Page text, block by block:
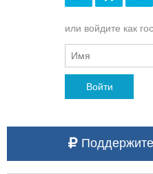
или войдите как
Войти